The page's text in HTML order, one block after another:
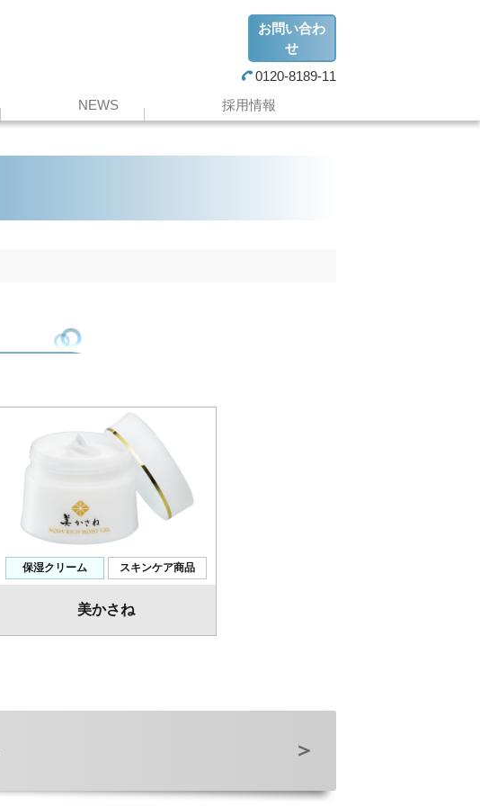
お問い合わ
せ
0120-8189-11
NEWS 採用情報
保湿クリーム スキンケア商品
美かさね
＞